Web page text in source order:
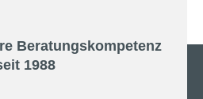
Beratungskompetenz
1988